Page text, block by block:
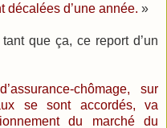
décalées d’une année. »
que ça, ce report d’un
chômage, sur
se sont accordés, va
du marché du